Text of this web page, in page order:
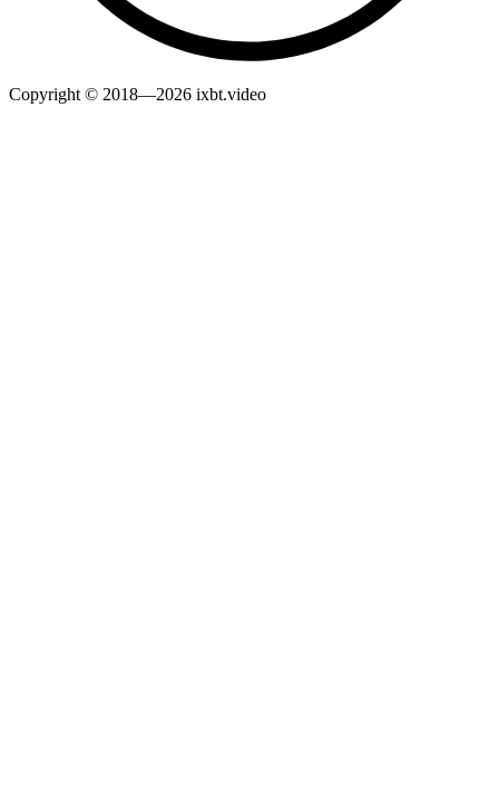
Copyright © 2018—2026 ixbt.video